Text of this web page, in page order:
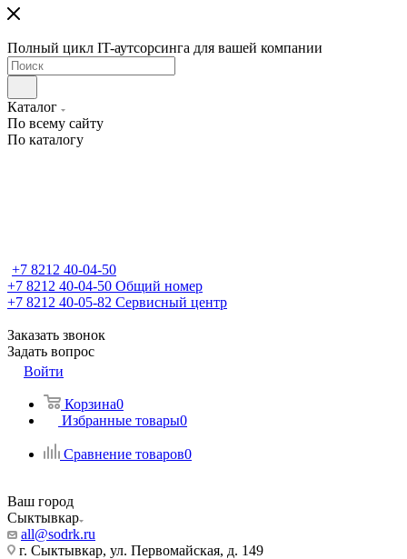
Полный цикл IT-аутсорсинга для вашей компании
Каталог
По всему сайту
По каталогу
+7 8212 40-04-50
+7 8212 40-04-50 Общий номер
+7 8212 40-05-82 Сервисный центр
Заказать звонок
Задать вопрос
Войти
Корзина0
Избранные товары0
Сравнение товаров0
Ваш город
Сыктывкар
all@sodrk.ru
г. Сыктывкар, ул. Первомайская, д. 149